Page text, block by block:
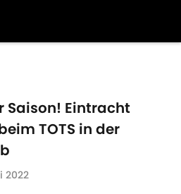
Saison! Eintracht
TOTS in der
2022